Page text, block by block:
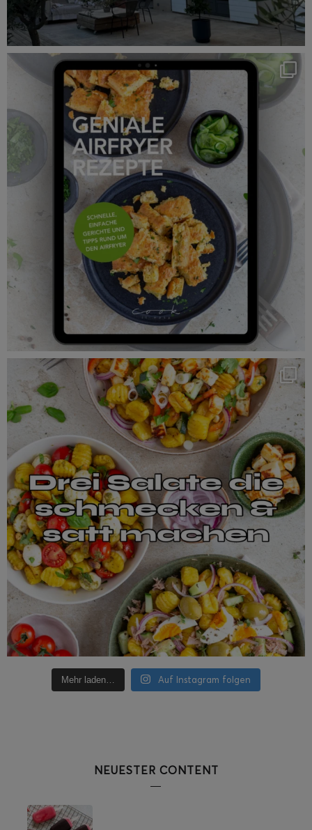
Mehr laden… Auf Instagram folgen
NEUESTER CONTENT